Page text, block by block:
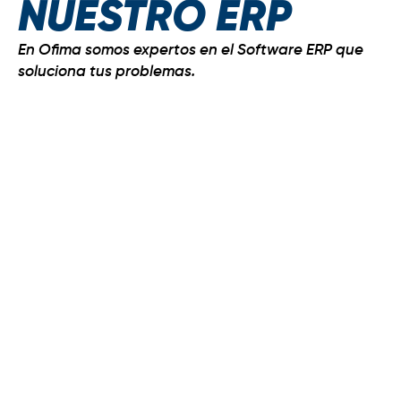
NUESTRO ERP
En Ofima somos expertos en el Software ERP que
soluciona tus problemas.